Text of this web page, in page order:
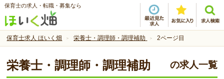
保育士の求人・転職・募集なら
保育士求人 ほいく畑 栄養士・調理師・調理補助 2ページ目
栄養士・調理師・調理補助 の求人一覧